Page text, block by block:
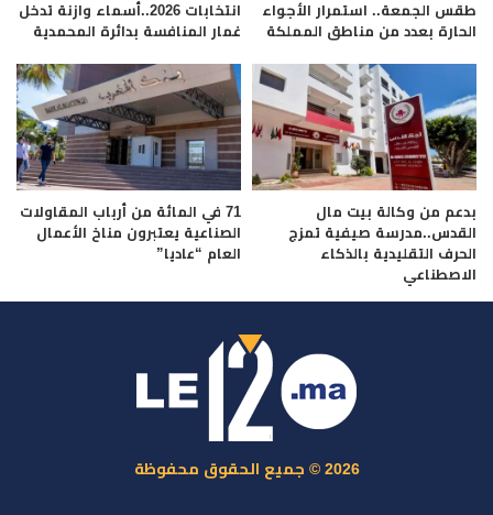
طقس الجمعة.. استمرار الأجواء
الحارة بعدد من مناطق المملكة
انتخابات 2026..أسماء وازنة تدخل
غمار المنافسة بدائرة المحمدية
بدعم من وكالة بيت مال
القدس..مدرسة صيفية تمزج
الحرف التقليدية بالذكاء
الاصطناعي
71 في المائة من أرباب المقاولات
الصناعية يعتبرون مناخ الأعمال
العام “عاديا”
2026 © جميع الحقوق محفوظة